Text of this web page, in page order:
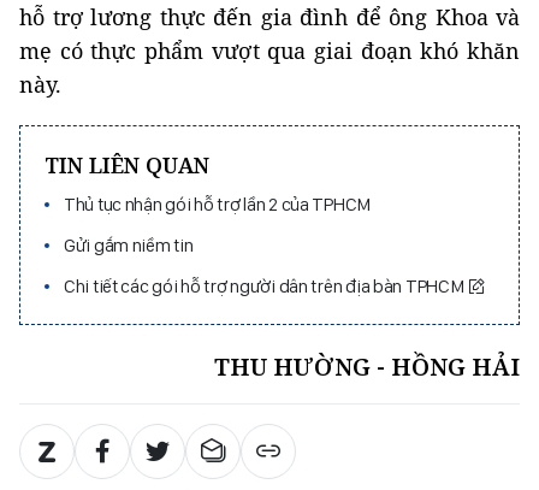
hỗ trợ lương thực đến gia đình để ông Khoa và
mẹ có thực phẩm vượt qua giai đoạn khó khăn
này.
TIN LIÊN QUAN
Thủ tục nhận gói hỗ trợ lần 2 của TPHCM
Gửi gắm niềm tin
Chi tiết các gói hỗ trợ người dân trên địa bàn TPHCM
THU HƯỜNG - HỒNG HẢI